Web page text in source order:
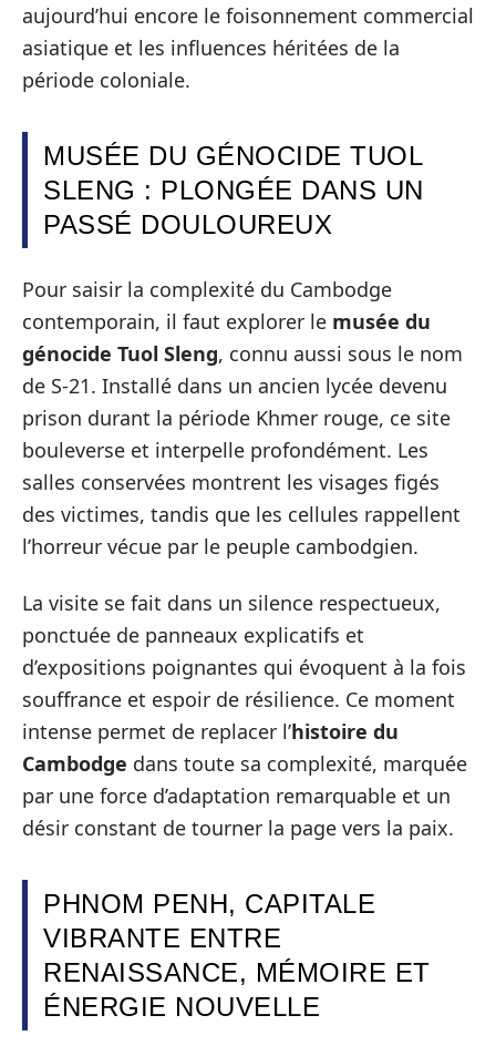
aujourd’hui encore le foisonnement commercial
asiatique et les influences héritées de la
période coloniale.
MUSÉE DU GÉNOCIDE TUOL
SLENG : PLONGÉE DANS UN
PASSÉ DOULOUREUX
Pour saisir la complexité du Cambodge
contemporain, il faut explorer le musée du
génocide Tuol Sleng, connu aussi sous le nom
de S-21. Installé dans un ancien lycée devenu
prison durant la période Khmer rouge, ce site
bouleverse et interpelle profondément. Les
salles conservées montrent les visages figés
des victimes, tandis que les cellules rappellent
l’horreur vécue par le peuple cambodgien.
La visite se fait dans un silence respectueux,
ponctuée de panneaux explicatifs et
d’expositions poignantes qui évoquent à la fois
souffrance et espoir de résilience. Ce moment
intense permet de replacer l’histoire du
Cambodge dans toute sa complexité, marquée
par une force d’adaptation remarquable et un
désir constant de tourner la page vers la paix.
PHNOM PENH, CAPITALE
VIBRANTE ENTRE
RENAISSANCE, MÉMOIRE ET
ÉNERGIE NOUVELLE